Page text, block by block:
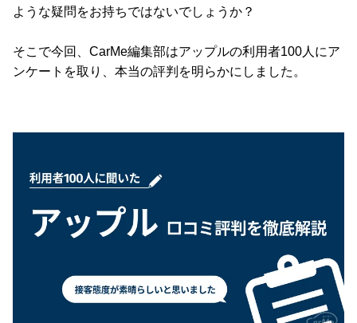
ような疑問をお持ちではないでしょうか？
そこで今回、CarMe編集部はアップルの利用者100人にア
ンケートを取り、本当の評判を明らかにしました。